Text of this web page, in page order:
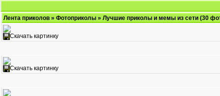
Лента приколов » Фотоприколы » Лучшие приколы и мемы из сети (30
Скачать картинку
Скачать картинку